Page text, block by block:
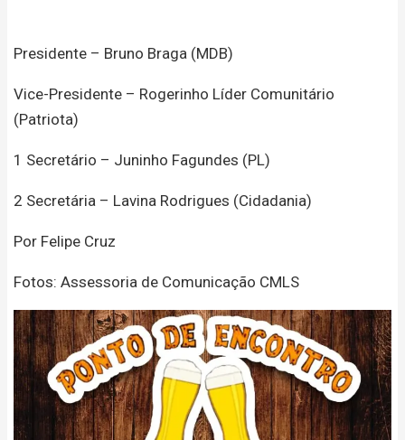
Presidente – Bruno Braga (MDB)
Vice-Presidente – Rogerinho Líder Comunitário
(Patriota)
1 Secretário – Juninho Fagundes (PL)
2 Secretária – Lavina Rodrigues (Cidadania)
Por Felipe Cruz
Fotos: Assessoria de Comunicação CMLS